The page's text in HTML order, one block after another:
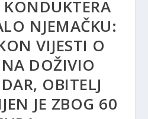
KONDUKTERA
NJEMAČKU:
VIJESTI O
DOŽIVIO
OBITELJ
JE ZBOG 60